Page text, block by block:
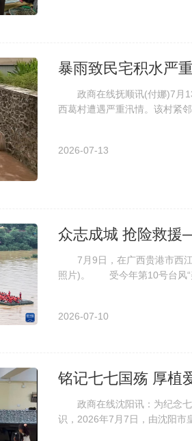
暴雨致民宅积水严
政商在线抚顺讯(付娜)7月13
西葛村遭遇严重汛情。该村紧
2026-07-13
众志成城 抢险救
7月9日，在广西贵港市西江
照片)。 受今年第10号台风“
2026-07-10
铭记七七国殇 厚植
政商在线沈阳讯：为纪念七
识，2026年7月7日，由沈阳市